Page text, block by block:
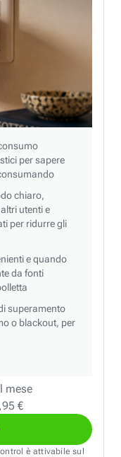
mese
€
per sapere
chiaro,
utenti e
per ridurre gli
e quando
da fonti
superamento
o blackout, per
è attivabile sul